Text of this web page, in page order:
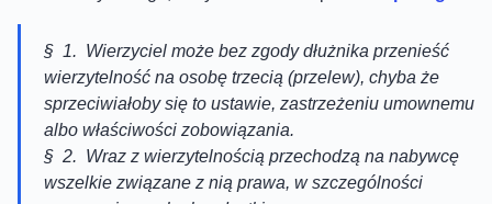
§ 1. Wierzyciel może bez zgody dłużnika przenieść
wierzytelność na osobę trzecią (przelew), chyba że
sprzeciwiałoby się to ustawie, zastrzeżeniu umownemu
albo właściwości zobowiązania.
§ 2. Wraz z wierzytelnością przechodzą na nabywcę
wszelkie związane z nią prawa, w szczególności